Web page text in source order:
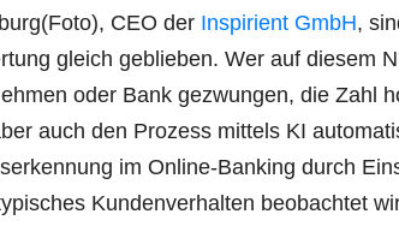
CEO der Inspi­ri­ent GmbH,
gleich geblie­ben. Wer auf die­sem
oder Bank gezwun­gen, die Zahl
auch den Pro­zess mit­tels KI
im Online-Ban­king durch
Kun­den­ver­hal­ten beob­ach­tet